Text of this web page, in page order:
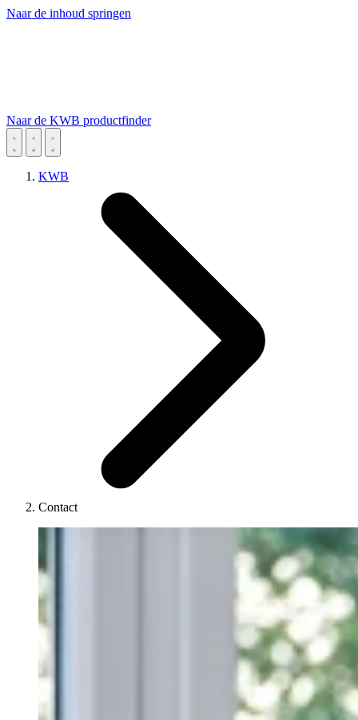
Naar de inhoud springen
Naar de KWB productfinder
KWB
Contact